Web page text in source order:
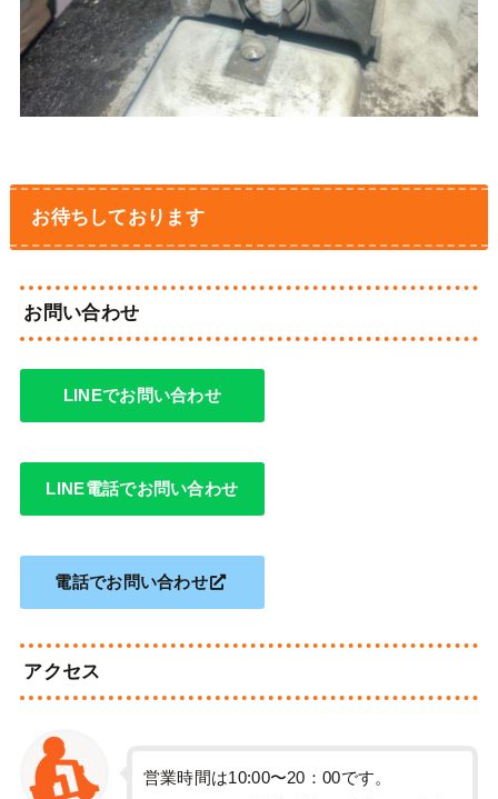
お待ちしております
お問い合わせ
LINEでお問い合わせ
LINE電話でお問い合わせ
電話でお問い合わせ
アクセス
営業時間は10:00〜20：00です。